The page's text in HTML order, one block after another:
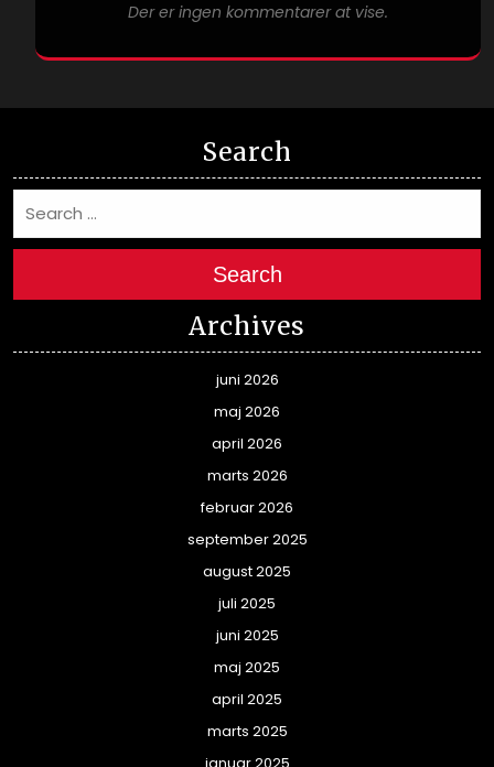
Der er ingen kommentarer at vise.
Search
Search
Archives
juni 2026
maj 2026
april 2026
marts 2026
februar 2026
september 2025
august 2025
juli 2025
juni 2025
maj 2025
april 2025
marts 2025